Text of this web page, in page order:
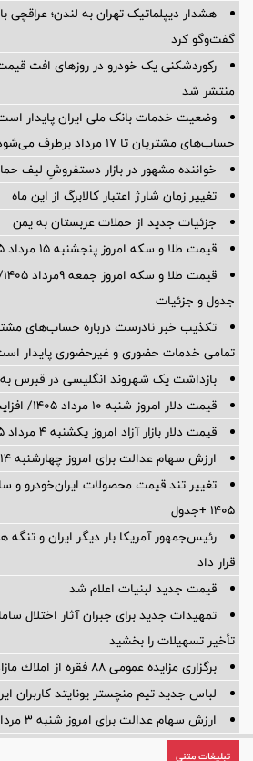
هشدار دیپلماتیک تهران به لندن؛ عراقچی
گفت‌وگو کرد
رکوردشکنی یک خودرو در روزهای افت
منتشر شد
وضعیت خدمات بانک ملی ایران پایدار
حساب‌های مشتریان تا ۱۷ مرداد برطرف می‌شود
خواننده مشهور در بازار دستفروشِ لیف
تغییر زمان شارژ اعتبار کالابرگ از این ماه
جزئیات جدید از حملات عربستان به یمن
قیمت طلا و سکه امروز پنجشنبه ۱۵ مرداد ۱۴۰۵
جدول و جزئیات
تکذیب خبر نادرست درباره حساب‌های
تمامی خدمات حضوری و غیرحضوری پایدار
بازداشت یک شهروند انگلیسی در قبرس به
قیمت دلار امروز شنبه ۱۰ مرداد ۱۴۰۵/ افزایش قیمت دلار
قیمت دلار بازار آزاد امروز یکشنبه ۴ مرداد ۱۴۰۵ +جدول
ارزش سهام عدالت برای امروز چهارشنبه ۱۴ مرداد + جدول
۱۴۰۵ +جدول
رئیس‌جمهور آمریکا بار دیگر ایران و
قرار داد
قیمت جدید لبنیات اعلام شد
تمهیدات جدید برای جبران آثار اختلال
تأخیر تسهیلات را بخشید
برگزاری مزایده عمومی 88 فقره از املاك مازاد بانك ملت
لباس جدید تیم منچستر یونایتد کاربران
ارزش سهام عدالت برای امروز شنبه ۳ مرداد ۱۴۰۵ + جدول
تبلیغات متنی